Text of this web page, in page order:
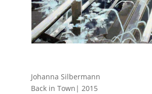
Johanna Silbermann
Back in Town| 2015